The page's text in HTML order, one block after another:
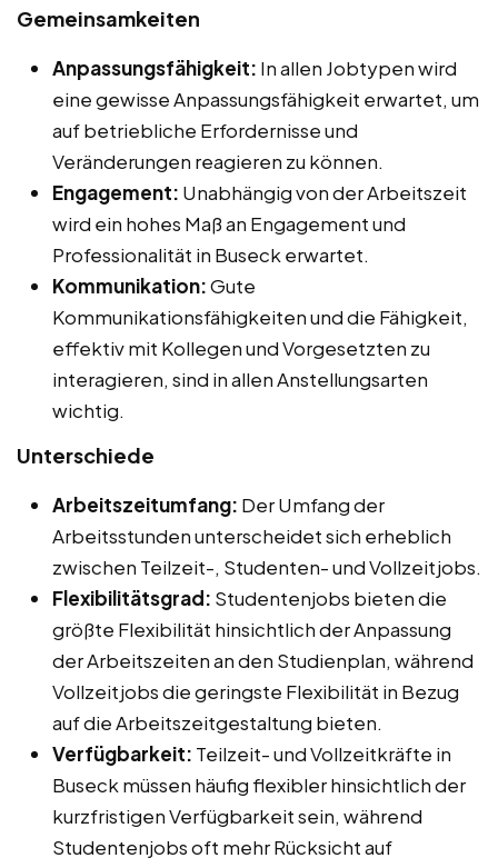
Gemeinsamkeiten
Anpassungsfähigkeit: In allen Jobtypen wird
eine gewisse Anpassungsfähigkeit erwartet, um
auf betriebliche Erfordernisse und
Veränderungen reagieren zu können.
Engagement: Unabhängig von der Arbeitszeit
wird ein hohes Maß an Engagement und
Professionalität in Buseck erwartet.
Kommunikation:Gute
Kommunikationsfähigkeiten und die Fähigkeit,
effektiv mit Kollegen und Vorgesetzten zu
interagieren, sind in allen Anstellungsarten
wichtig.
Unterschiede
Arbeitszeitumfang: Der Umfang der
Arbeitsstunden unterscheidet sich erheblich
zwischen Teilzeit-, Studenten- und Vollzeitjobs.
Flexibilitätsgrad: Studentenjobs bieten die
größte Flexibilität hinsichtlich der Anpassung
der Arbeitszeiten an den Studienplan, während
Vollzeitjobs die geringste Flexibilität in Bezug
auf die Arbeitszeitgestaltung bieten.
Verfügbarkeit: Teilzeit- und Vollzeitkräfte in
Buseck müssen häufig flexibler hinsichtlich der
kurzfristigen Verfügbarkeit sein, während
Studentenjobs oft mehr Rücksicht auf